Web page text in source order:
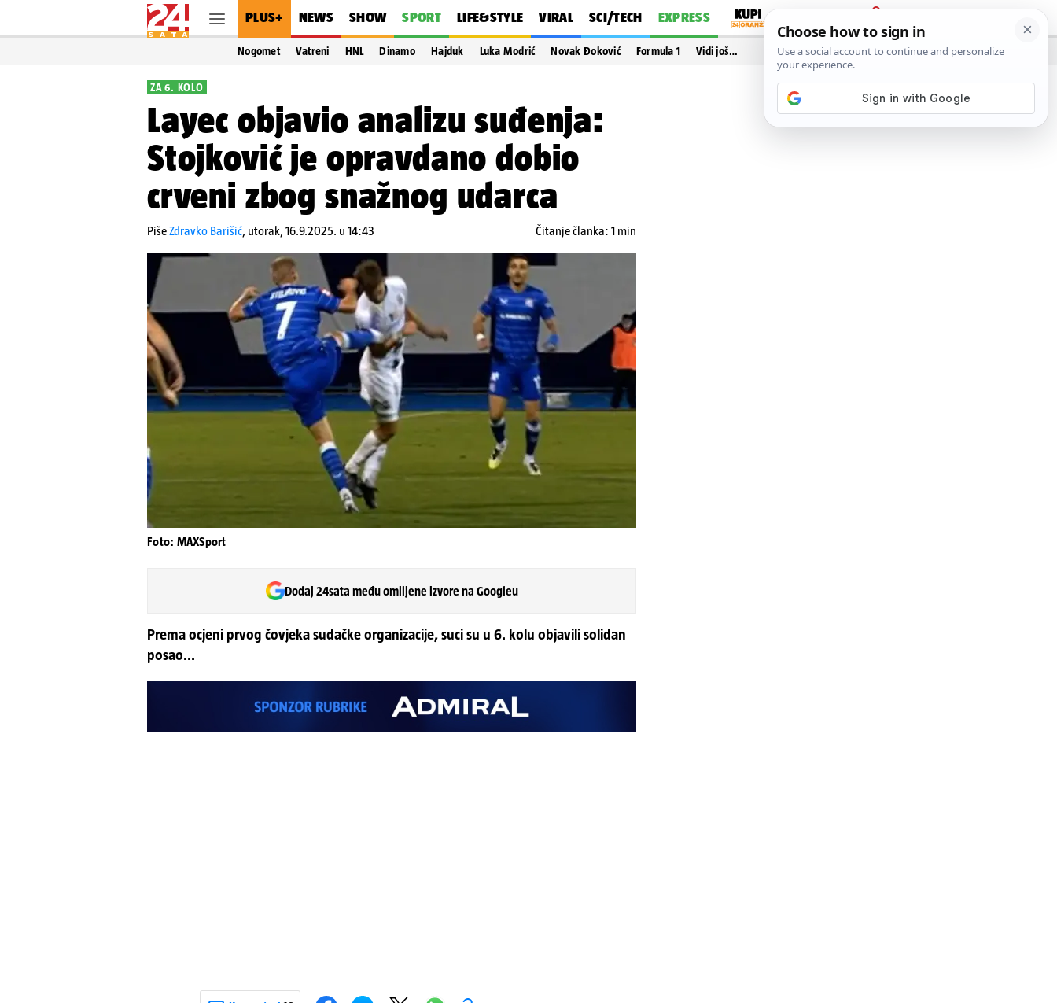
PLUS+ NEWS SHOW SPORT LIFE&STYLE VIRAL SCI/TECH EXPRESS
PRIJAVA
Nogomet Vatreni HNL Dinamo Hajduk Luka Modrić Novak Đoković Formula 1 Vidi još…
ZA 6. KOLO
Layec objavio analizu suđenja:
Stojković je opravdano dobio
crveni zbog snažnog udarca
PišeZdravko Barišić, utorak, 16.9.2025. u 14:43 Čitanje članka: 1 min
Foto: MAXSport
Dodaj 24sata među omiljene izvore na Googleu
Prema ocjeni prvog čovjeka sudačke organizacije, suci su u 6. kolu objavili solidan
posao...